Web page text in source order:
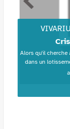
Alors qu'il cherche
dans un